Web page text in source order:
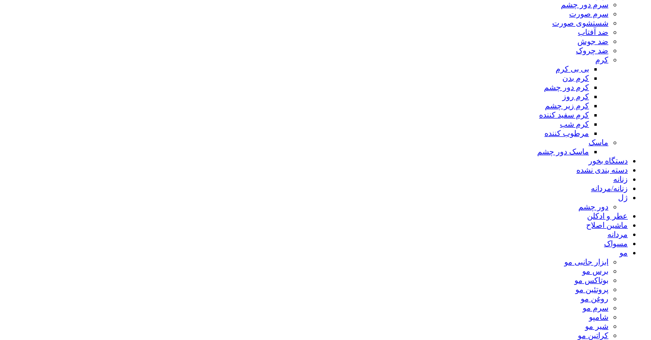
سرم دور چشم
سرم صورت
شستشوی صورت
ضد آفتاب
ضد جوش
ضد چروک
کرم
بی بی کرم
کرم بدن
کرم دور چشم
کرم روز
کرم زیر چشم
کرم سفید کننده
کرم شب
مرطوب کننده
ماسک
ماسک دور چشم
دستگاه بخور
دسته بندی نشده
زنانه
زنانه/مردانه
ژل
دور چشم
عطر و ادکلن
ماشین اصلاح
مردانه
مسواک
مو
ابزار جانبی مو
برس مو
بوتاکس مو
پروتئین مو
روغن مو
سرم مو
شامپو
شیر مو
کراتین مو